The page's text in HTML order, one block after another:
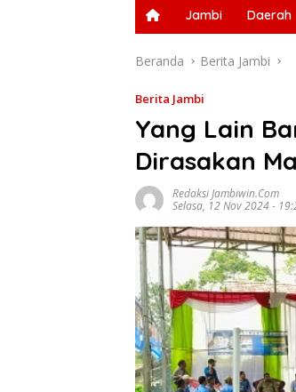
Jambi Daerah
Beranda Berita Jambi
Berita Jambi
Yang Lain
Dirasakan
Redaksi Jambiwin.com
Selasa, 12 Nov 2024 -